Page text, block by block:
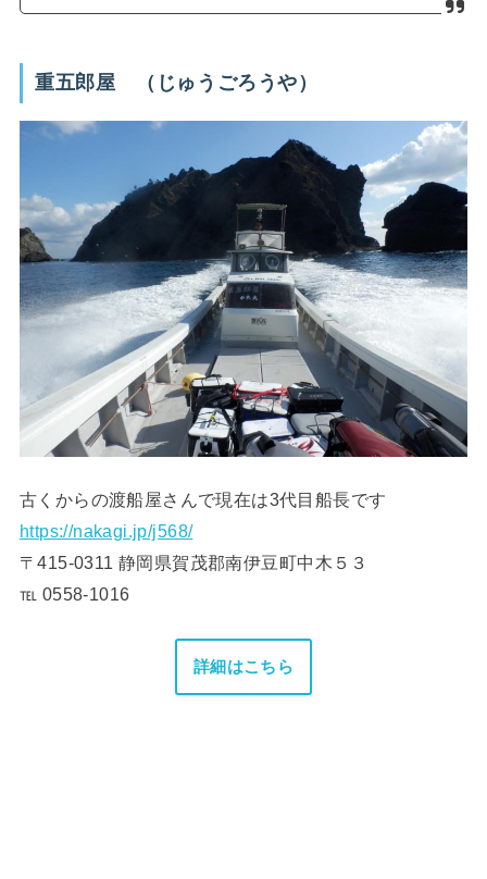
重五郎屋 （じゅうごろうや）
古くからの渡船屋さんで現在は3代目船長です
https://nakagi.jp/j568/
〒415-0311 静岡県賀茂郡南伊豆町中木５３
℡ 0558-1016
詳細はこちら